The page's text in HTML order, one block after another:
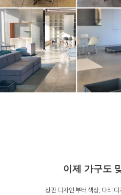
이제 가구도
상판 디자인 부터 색상, 다리